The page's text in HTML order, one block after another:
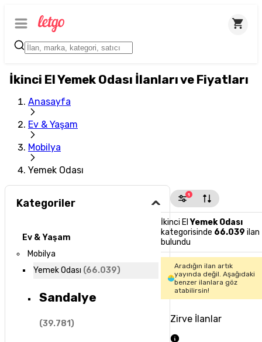
İkinci El Yemek Odası İlanları ve Fiyatları
Anasayfa
Ev & Yaşam
Mobilya
Yemek Odası
Kategoriler
Ev & Yaşam
Mobilya
Yemek Odası (66.039)
Sandalye
(39.781)
1
İkinci ElYemek Odası
kategorisinde 66.039 ilan
bulundu
Aradığın ilan artık
yayında değil. Aşağıdaki
benzer ilanlara göz
atabilirsin!
Zirve İlanlar